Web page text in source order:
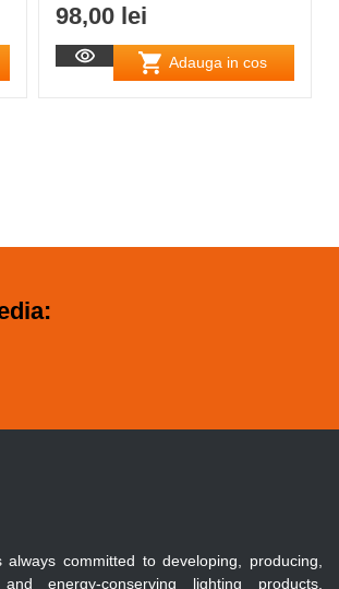
98,00 lei
Adauga in cos
committed to developing, producing,
energy-conserving lighting products.